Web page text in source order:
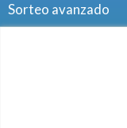
Sorteo avanzado